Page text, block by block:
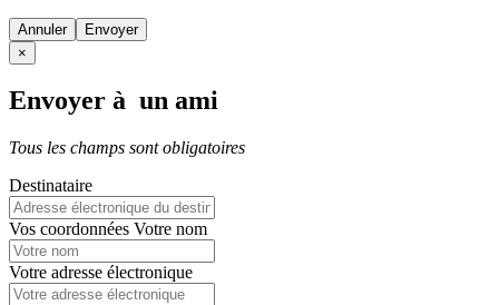
Annuler
×
Envoyer à un ami
Tous les champs sont obligatoires
Destinataire
Vos coordonnées Votre nom
Votre adresse électronique